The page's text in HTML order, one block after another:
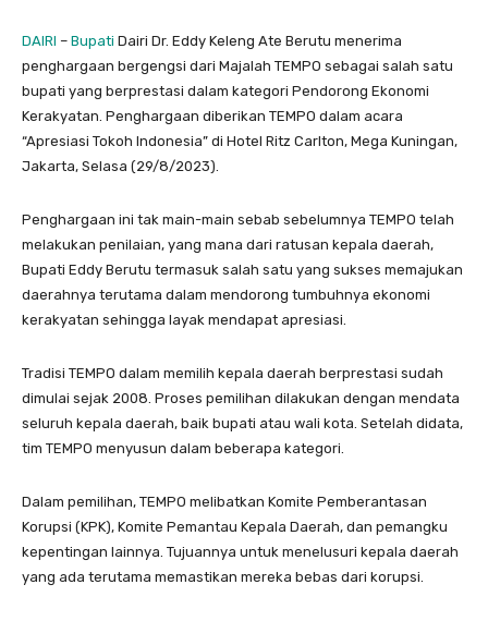
DAIRI – Bupati Dairi Dr. Eddy Keleng Ate Berutu menerima
penghargaan bergengsi dari Majalah TEMPO sebagai salah satu
bupati yang berprestasi dalam kategori Pendorong Ekonomi
Kerakyatan. Penghargaan diberikan TEMPO dalam acara
“Apresiasi Tokoh Indonesia” di Hotel Ritz Carlton, Mega Kuningan,
Jakarta, Selasa (29/8/2023).
Penghargaan ini tak main-main sebab sebelumnya TEMPO telah
melakukan penilaian, yang mana dari ratusan kepala daerah,
Bupati Eddy Berutu termasuk salah satu yang sukses memajukan
daerahnya terutama dalam mendorong tumbuhnya ekonomi
kerakyatan sehingga layak mendapat apresiasi.
Tradisi TEMPO dalam memilih kepala daerah berprestasi sudah
dimulai sejak 2008. Proses pemilihan dilakukan dengan mendata
seluruh kepala daerah, baik bupati atau wali kota. Setelah didata,
tim TEMPO menyusun dalam beberapa kategori.
Dalam pemilihan, TEMPO melibatkan Komite Pemberantasan
Korupsi (KPK), Komite Pemantau Kepala Daerah, dan pemangku
kepentingan lainnya. Tujuannya untuk menelusuri kepala daerah
yang ada terutama memastikan mereka bebas dari korupsi.